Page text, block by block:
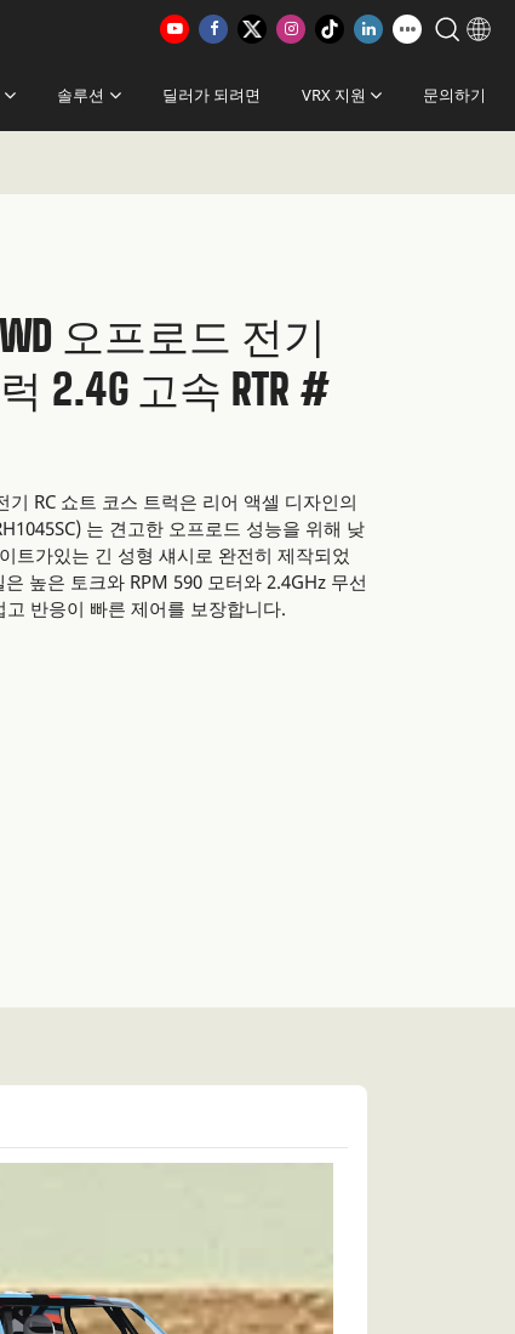
솔루션 딜러가 되려면 VRX 지원 문의하기
오프로드 전기
2.4G 고속 RTR #
RC 쇼트 코스 트럭은 리어 액셀 디자인의
는 견고한 오프로드 성능을 위해 낮
트가있는 긴 성형 섀시로 완전히 제작되었
높은 토크와 RPM 590 모터와 2.4GHz 무선
반응이 빠른 제어를 보장합니다.